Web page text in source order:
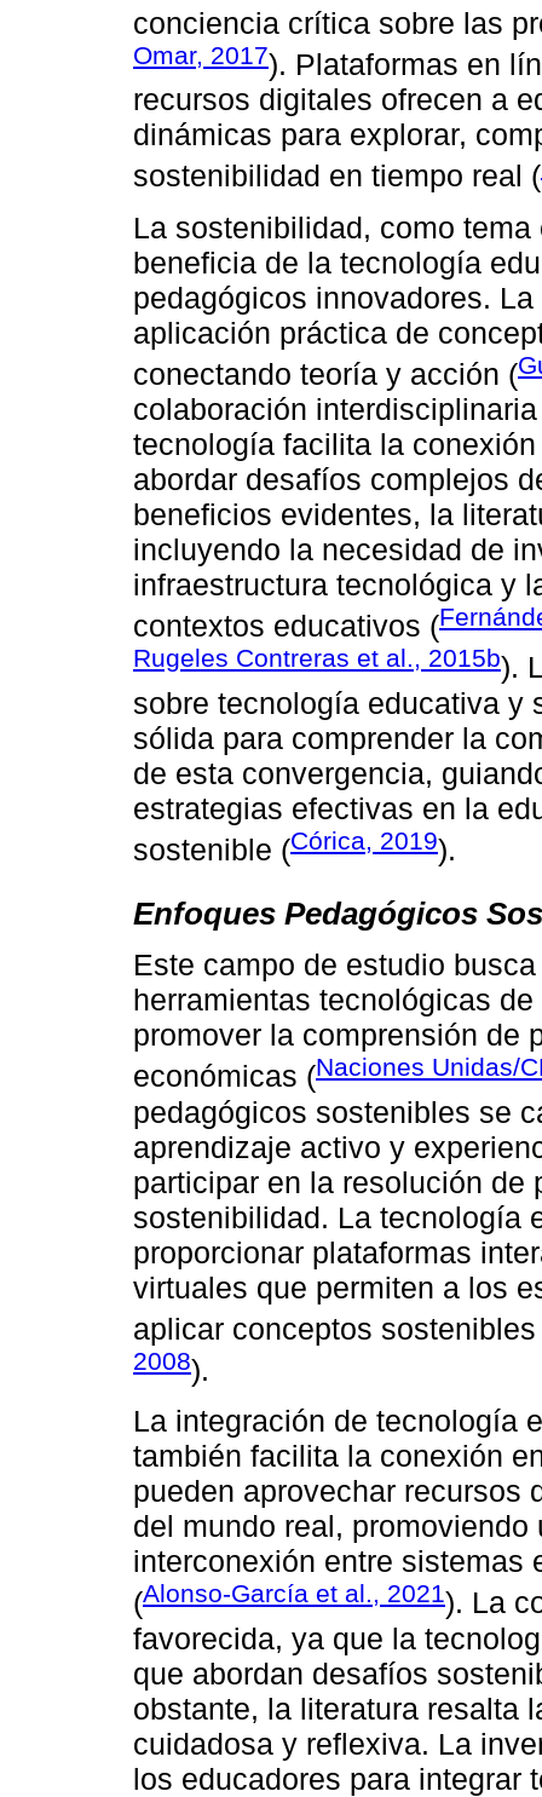
conciencia crítica sobre las
Omar, 2017). Plataformas en
recursos digitales ofrecen a
dinámicas para explorar,
sostenibilidad en tiempo real (
La sostenibilidad, como
beneficia de la tecnología
pedagógicos innovadores.
aplicación práctica de
conectando teoría y acción (
colaboración
tecnología facilita la
abordar desafíos complejos
beneficios evidentes, la
incluyendo la necesidad de
infraestructura tecnológica y
contextos educativos (
Rugeles Contreras et al., 2015b).
sobre tecnología educativa y
sólida para comprender la
de esta convergencia,
estrategias efectivas en la
sostenible (Córica, 2019).
Enfoques Pedagógicos
Este campo de estudio
herramientas tecnológicas
promover la comprensión de
económicas (Naciones Unidas/
pedagógicos sostenibles se
aprendizaje activo y
participar en la resolución de
sostenibilidad. La tecnología
proporcionar plataformas
virtuales que permiten a los
aplicar conceptos
2008).
La integración de tecnología
también facilita la conexión
pueden aprovechar recursos
del mundo real,
interconexión entre sistemas
(Alonso-García et al., 2021). La
favorecida, ya que la
que abordan desafíos
obstante, la literatura resalta
cuidadosa y reflexiva. La
los educadores para integrar